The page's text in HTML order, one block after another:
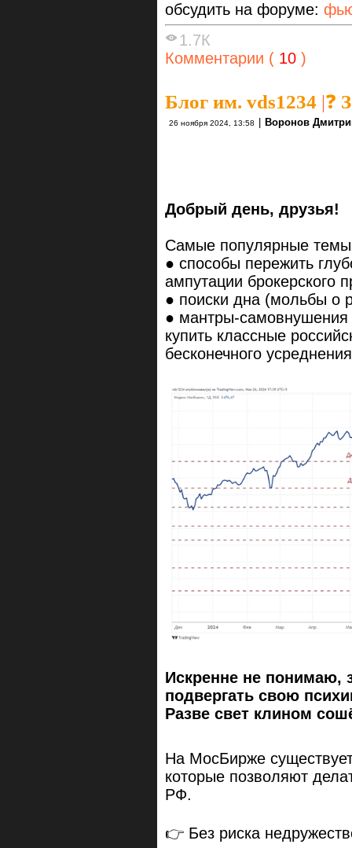
обсудить на форуме:
1.7К
Комментарии ( 10 )
Блог им. vds1234 |❓
26 ноября 2024, 13:58 | Воронов
Добрый день, друзья!
Самые популярные
● способы пережить
ампутации брокерского
● поиски дна (мольбы о
● мантры-самовнушения
купить классные
бесконечного
Искренне не понимаю,
подвергать свою
Разве свет клином
На МосБирже
которые позволяют
РФ.
👉 Без риска